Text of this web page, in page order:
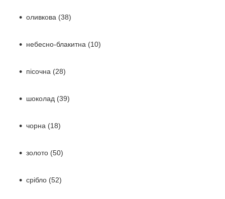
оливкова (38)
небесно-блакитна (10)
пісочна (28)
шоколад (39)
чорна (18)
золото (50)
срібло (52)